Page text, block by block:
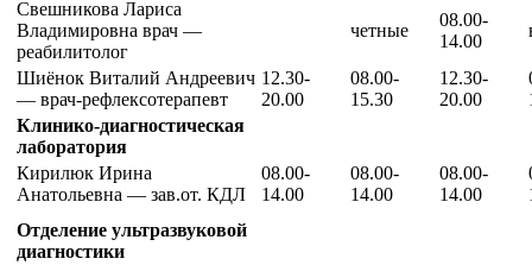
Свешникова Лариса
Владимировна врач —
реабилитолог
четные
08.00-
14.00
Шиёнок Виталий Андреевич
— врач-рефлексотерапевт
12.30-
20.00
08.00-
15.30
12.30-
20.00
Клинико-диагностическая
лаборатория
Кирилюк Ирина
Анатольевна — зав.от. КДЛ
08.00-
14.00
08.00-
14.00
08.00-
14.00
Отделение ультразвуковой
диагностики